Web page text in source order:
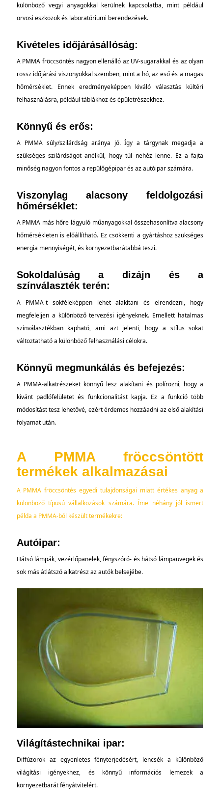
különböző vegyi anyagokkal kerülnek kapcsolatba, mint például
orvosi eszközök és laboratóriumi berendezések.
Kivételes időjárásállóság:
A PMMA fröccsöntés nagyon ellenálló az UV-sugarakkal és az olyan
rossz időjárási viszonyokkal szemben, mint a hó, az eső és a magas
hőmérséklet. Ennek eredményeképpen kiváló választás kültéri
felhasználásra, például táblákhoz és épületrészekhez.
Könnyű és erős:
A PMMA súly/szilárdság aránya jó. Így a tárgynak megadja a
szükséges szilárdságot anélkül, hogy túl nehéz lenne. Ez a fajta
minőség nagyon fontos a repülőgépipar és az autóipar számára.
Viszonylag alacsony feldolgozási
hőmérséklet:
A PMMA más hőre lágyuló műanyagokkal összehasonlítva alacsony
hőmérsékleten is előállítható. Ez csökkenti a gyártáshoz szükséges
energia mennyiségét, és környezetbarátabbá teszi.
Sokoldalúság a dizájn és a
színválaszték terén:
A PMMA-t sokféleképpen lehet alakítani és elrendezni, hogy
megfeleljen a különböző tervezési igényeknek. Emellett hatalmas
színválasztékban kapható, ami azt jelenti, hogy a stílus sokat
változtatható a különböző felhasználási célokra.
Könnyű megmunkálás és befejezés:
A PMMA-alkatrészeket könnyű lesz alakítani és polírozni, hogy a
kívánt padlófelületet és funkcionalitást kapja. Ez a funkció több
módosítást tesz lehetővé, ezért érdemes hozzáadni az első alakítási
folyamat után.
A PMMA fröccsöntött
termékek alkalmazásai
A PMMA fröccsöntés egyedi tulajdonságai miatt értékes anyag a
különböző típusú vállalkozások számára. Íme néhány jól ismert
példa a PMMA-ból készült termékekre:
Autóipar:
Hátsó lámpák, vezérlőpanelek, fényszóró- és hátsó lámpaüvegek és
sok más átlátszó alkatrész az autók belsejébe.
Világítástechnikai ipar:
Diffúzorok az egyenletes fényterjedésért, lencsék a különböző
világítási igényekhez, és könnyű információs lemezek a
környezetbarát fényátvitelért.